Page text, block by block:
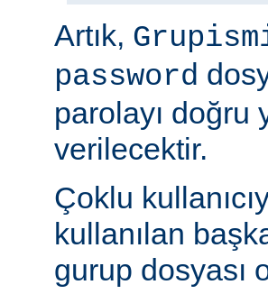
Artık,
password
parolayı doğru
verilecektir.
Çoklu
kullanılan
gurup dosyası